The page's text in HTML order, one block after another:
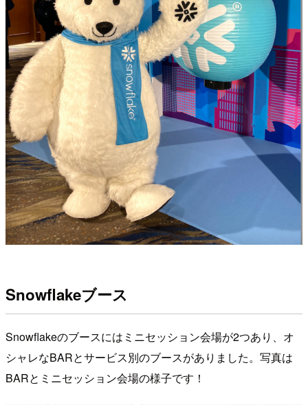
Snowflakeブース
Snowflakeのブースにはミニセッション会場が2つあり、オ
シャレなBARとサービス別のブースがありました。写真は
BARとミニセッション会場の様子です！